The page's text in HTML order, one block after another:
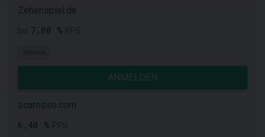
Zehenspiel.de
7,00 %
Schuhe
ANMELDEN
scarosso.com
6,40 %